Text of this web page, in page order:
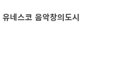
네스코 음악창의도시